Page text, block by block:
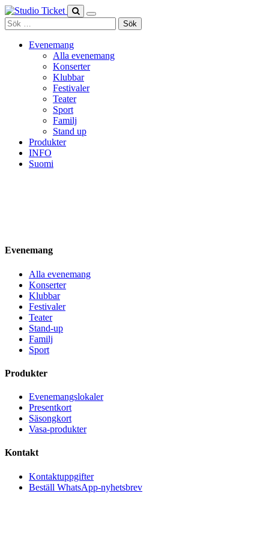
Skip
to
content
Sök
efter:
Evenemang
Alla evenemang
Konserter
Klubbar
Festivaler
Teater
Sport
Familj
Stand up
Produkter
INFO
Suomi
Evenemang
Alla evenemang
Konserter
Klubbar
Festivaler
Teater
Stand-up
Familj
Sport
Produkter
Evenemangslokaler
Presentkort
Säsongkort
Vasa-produkter
Kontakt
Kontaktuppgifter
Beställ WhatsApp-nyhetsbrev